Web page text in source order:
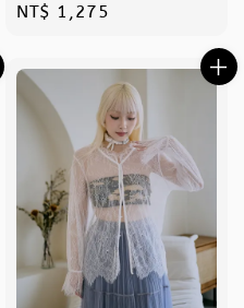
Regular
NT$ 1,275